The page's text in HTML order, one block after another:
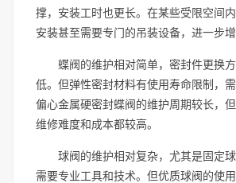
撑，安装工时也更长。在某些受限空间
安装甚至需要专门的吊装设备，进一步增
蝶阀的维护相对简单，密封件更换
低。但弹性密封材料有使用寿命限制，
偏心金属硬密封蝶阀的维护周期较长，但
维修难度和成本都较高。
球阀的维护相对复杂，尤其是固定
需要专业工具和技术。但优质球阀的使